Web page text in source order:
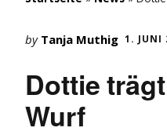
by Tanja Muthig 1. JUNI
Dottie
Wurf